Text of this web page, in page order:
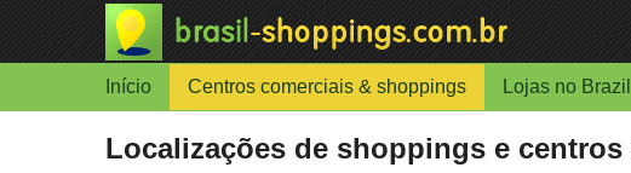
Início Centros comerciais & shoppings Lojas no Brazil
Localizações de shoppings e